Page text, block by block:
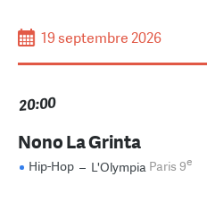
19 septembre 2026
20:00
Nono La Grinta
Hip-Hop – L'Olympia Paris 9e